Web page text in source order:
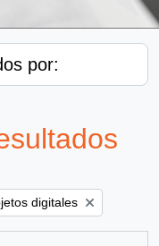
por:
filter:digitales